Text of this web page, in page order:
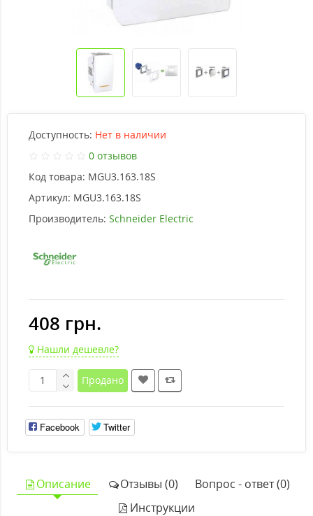
Доступность: Нет в наличии
0 отзывов
Код товара: MGU3.163.18S
Артикул: MGU3.163.18S
Производитель: Schneider Electric
408 грн.
Нашли дешевле?
Продано
Facebook Twitter
Описание Отзывы (0)
Вопрос - ответ (0)
Инструкции